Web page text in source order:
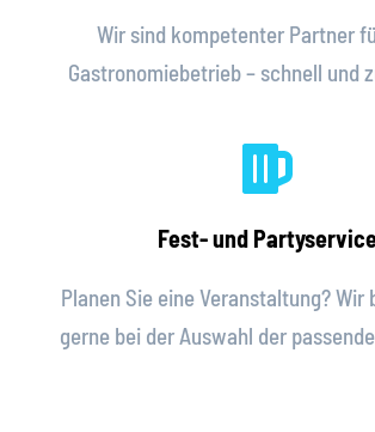
Wir sind kompetenter Partner
Gastronomiebetrieb – schnell und
Fest- und
Planen Sie eine Veranstaltung? Wir
gerne bei der Auswahl der